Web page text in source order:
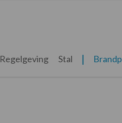
Regelgeving Stal